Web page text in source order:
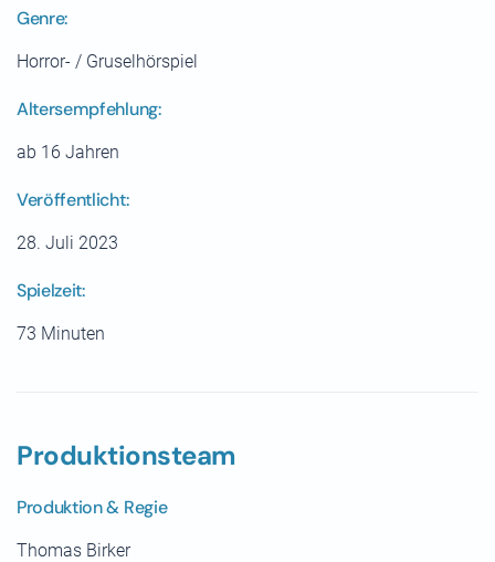
Genre:
Horror- / Gruselhörspiel
Altersempfehlung:
ab 16 Jahren
Veröffentlicht:
28. Juli 2023
Spielzeit:
73 Minuten
Produktionsteam
Produktion & Regie
Thomas Birker